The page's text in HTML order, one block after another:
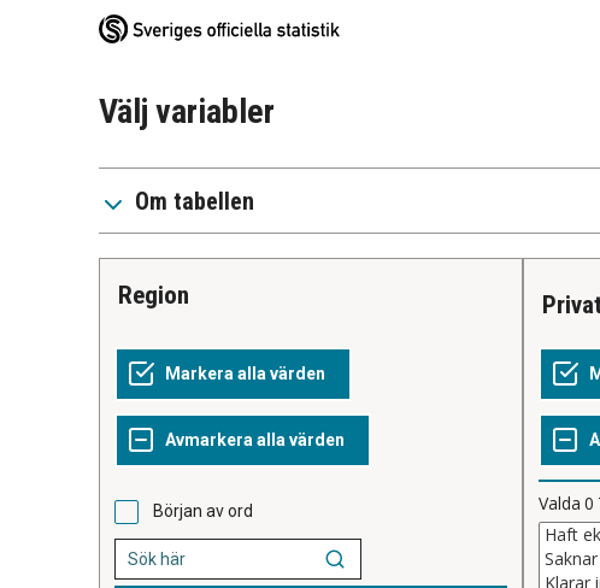
Välj variabler
Om tabellen
Region
Början av ord Valda 0